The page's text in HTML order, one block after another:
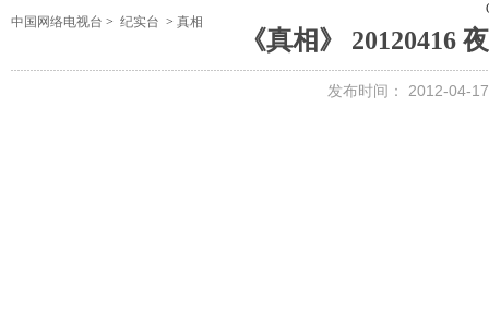
中国网络电视台 > 纪实台 > 真相
《真相》 20120416
发布时间： 2012-04-